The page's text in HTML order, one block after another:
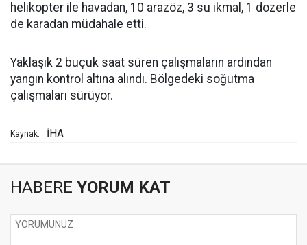
helikopter ile havadan, 10 arazöz, 3 su ikmal, 1 dozerle
de karadan müdahale etti.
Yaklaşık 2 buçuk saat süren çalışmaların ardından
yangın kontrol altına alındı. Bölgedeki soğutma
çalışmaları sürüyor.
Kaynak: İHA
HABERE YORUM KAT